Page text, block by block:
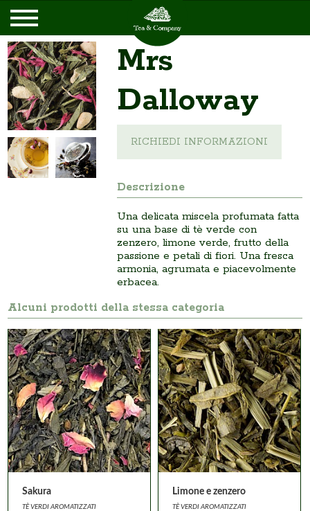
Mrs
Dalloway
RICHIEDI INFORMAZIONI
Descrizione
Una delicata miscela profumata fatta
su una base di tè verde con
zenzero, limone verde, frutto della
passione e petali di fiori. Una fresca
armonia, agrumata e piacevolmente
erbacea.
Alcuni prodotti della stessa categoria
Sakura
TÈ VERDI AROMATIZZATI
Limone e zenzero
TÈ VERDI AROMATIZZATI